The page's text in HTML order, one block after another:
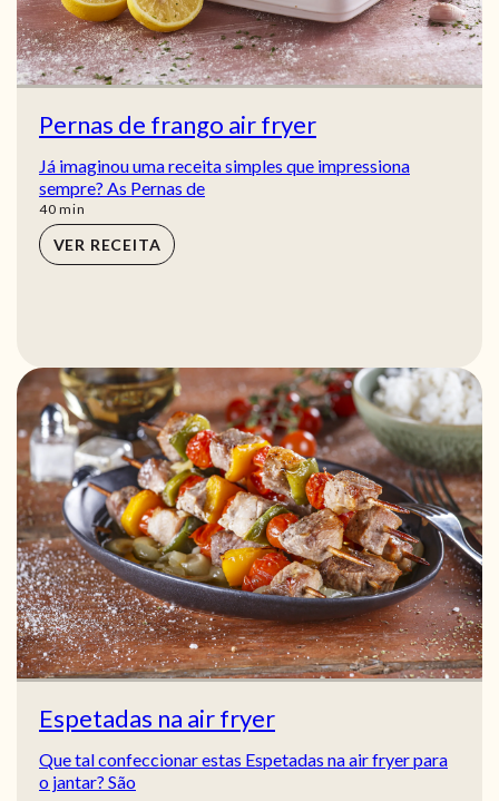
Pernas de frango air fryer
Já imaginou uma receita simples que impressiona
sempre? As Pernas de
40min
min
VER RECEITA
Espetadas na air fryer
Que tal confeccionar estas Espetadas na air fryer para
o jantar? São